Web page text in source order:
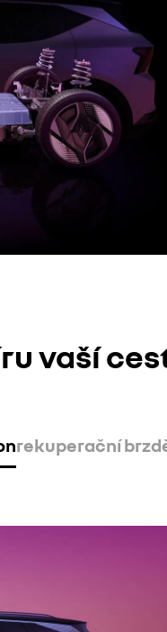
vaší
rekuperační